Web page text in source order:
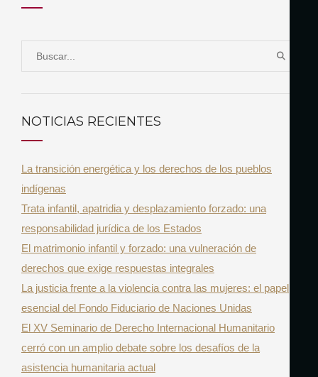
c
f
o
r
:
B
NOTICIAS RECIENTES
La transición energética y los derechos de los pueblos
indígenas
Trata infantil, apatridia y desplazamiento forzado: una
responsabilidad jurídica de los Estados
El matrimonio infantil y forzado: una vulneración de
derechos que exige respuestas integrales
La justicia frente a la violencia contra las mujeres: el papel
esencial del Fondo Fiduciario de Naciones Unidas
El XV Seminario de Derecho Internacional Humanitario
cerró con un amplio debate sobre los desafíos de la
asistencia humanitaria actual